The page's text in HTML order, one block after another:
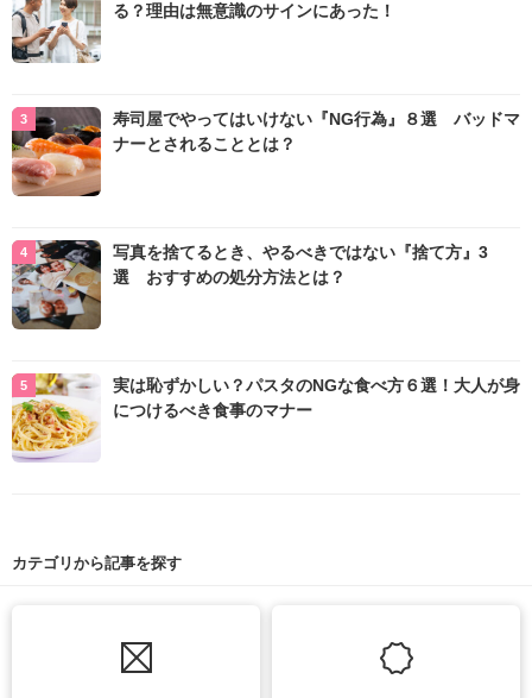
る？理由は無意識のサインにあった！
寿司屋でやってはいけない『NG行為』８選 バッドマ
ナーとされることとは？
写真を捨てるとき、やるべきではない『捨て方』3
選 おすすめの処分方法とは？
実は恥ずかしい？パスタのNGな食べ方６選！大人が身
につけるべき食事のマナー
カテゴリから記事を探す